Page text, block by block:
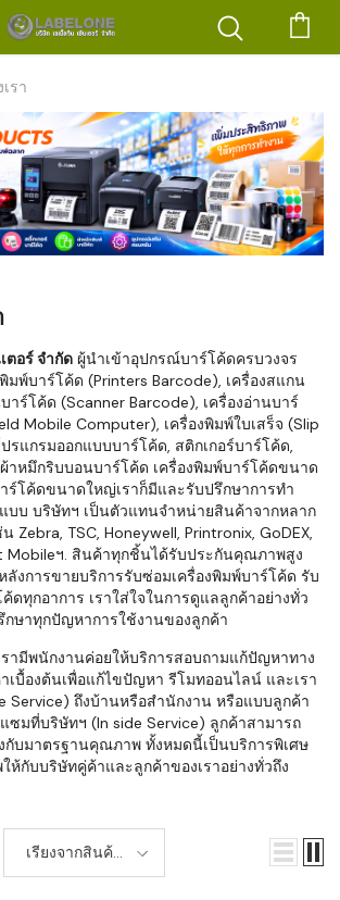
รา
ตอร์ จำกัด ผู้นำเข้าอุปกรณ์บาร์โค้ดครบวงจร
มพ์บาร์โค้ด (Printers Barcode), เครื่องสแกน
าร์โค้ด (Scanner Barcode), เครื่องอ่านบาร์
Mobile Computer), เครื่องพิมพ์ใบเสร็จ (Slip
รแกรมออกแบบบาร์โค้ด, สติกเกอร์บาร์โค้ด,
าหมึกริบบอนบาร์โค้ด เครื่องพิมพ์บาร์โค้ดขนาด
ร์โค้ดขนาดใหญ่เราก็มีและรับปรึกษาการทำ
บบ บริษัทฯ เป็นตัวแทนจำหน่ายสินค้าจากหลาก
Zebra, TSC, Honeywell, Printronix, GoDEX,
Mobileฯ. สินค้าทุกชิ้นได้รับประกันคุณภาพสูง
งการขายบริการรับซ่อมเครื่องพิมพ์บาร์โค้ด รับ
ดทุกอาการ เราใส่ใจในการดูแลลูกค้าอย่างทั่ว
กษาทุกปัญหาการใช้งานของลูกค้า
ามีพนักงานค่อยให้บริการสอบถามแก้ปัญหาทาง
เบื้องต้นเพื่อแก้ไขปัญหา รีโมทออนไลน์ และเรา
Service) ถึงบ้านหรือสำนักงาน หรือแบบลูกค้า
ซมที่บริษัทฯ (In side Service) ลูกค้าสามารถ
กับมาตรฐานคุณภาพ ทั้งหมดนี้เป็นบริการพิเศษ
ห้กับบริษัทคู่ค้าและลูกค้าของเราอย่างทั่วถึง
เรียงจากสินค้า
ใหม่-เก่า